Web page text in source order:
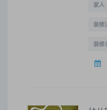
家人
装修
装修